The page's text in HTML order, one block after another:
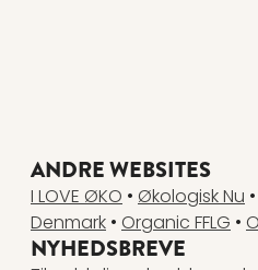
ANDRE WEBSITES
I LOVE ØKO • Økologisk Nu •
Denmark • Organic FFLG •
NYHEDSBREVE